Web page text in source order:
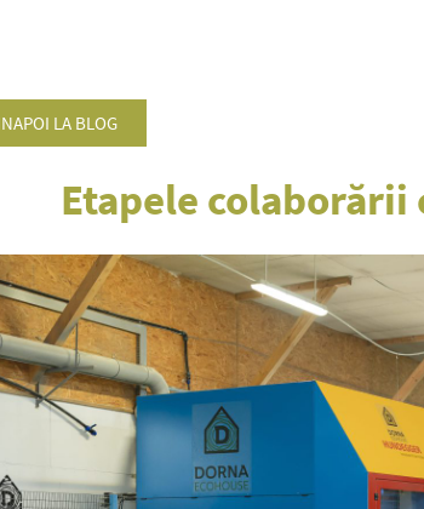
LA BLOG
Etapele colaborării